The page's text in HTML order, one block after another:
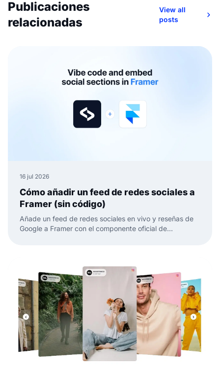
Publicaciones
relacionadas
View all
posts
16 jul 2026
Cómo añadir un feed de redes sociales a
Framer (sin código)
Añade un feed de redes sociales en vivo y reseñas de
Google a Framer con el componente oficial de